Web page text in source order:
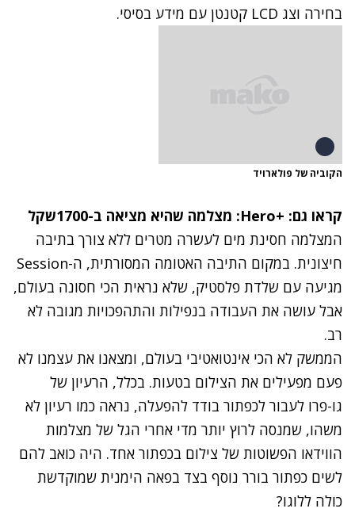
בחירה וצג LCD קטנטן עם מידע בסיסי.
הקוביה של פולארויד
קראו גם: +Hero:
מצלמה שהיא מציאה ב-1700שקל
המצלמה חסינת מים לעשרה מטרים ללא צורך בתיבה
חיצונית. במקום התיבה האטומה המסורתית, ה-Session
מגיעה עם שלדת פלסטיק, שלא נראית הכי חסונה בעולם,
אבל עושה את העבודה בנפילות והתהפכויות מגובה לא
רב.
הממשק לא הכי אינטואטיבי בעולם, ומצאנו את עצמנו לא
פעם מפעילים את הצילום בטעות. בכלל, הרעיון של
גו-פרו לעבור לכפתור בודד להפעלה, נראה כמו רעיון לא
משהו, שמנסה לרוץ יותר מדי אחרי הגל של מצלמות
הווידאו הפשוטות של צילום בכפתור אחד. היה כואב להם
לשים כפתור בורר נוסף בצד בפאה הימנית שמוקדשת
כולה ללוגו?